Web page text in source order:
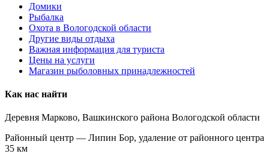
Домики
Рыбалка
Охота в Вологодской области
Другие виды отдыха
Важная информация для туриста
Цены на услуги
Магазин рыболовных принадлежностей
Как нас найти
Деревня Марково, Вашкинского района Вологодской области
Районный центр — Липин Бор, удаление от районного центра
35 км